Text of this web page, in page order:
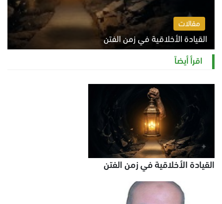
مقالات
القيادة الأخلاقية في زمن الفتن
الاثنين 10 أغسطس 2026 11:31 ص
اقرأ أيضاً
القيادة الأخلاقية في زمن الفتن